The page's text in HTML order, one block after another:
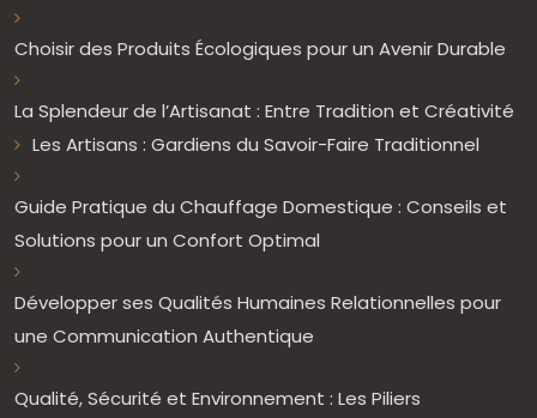
Choisir des Produits Écologiques pour un Avenir Durable
La Splendeur de l’Artisanat : Entre Tradition et Créativité
Les Artisans : Gardiens du Savoir-Faire Traditionnel
Guide Pratique du Chauffage Domestique : Conseils et
Solutions pour un Confort Optimal
Développer ses Qualités Humaines Relationnelles pour
une Communication Authentique
Qualité, Sécurité et Environnement : Les Piliers